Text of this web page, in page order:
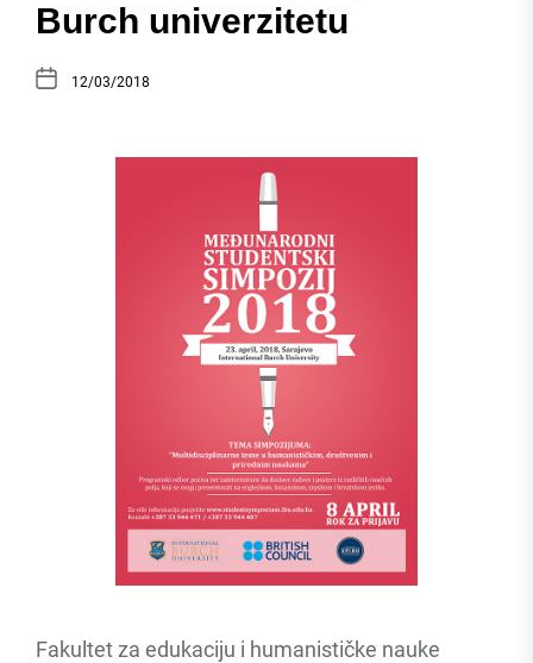
Burch univerzitetu
12/03/2018
Fakultet za edukaciju i humanističke nauke